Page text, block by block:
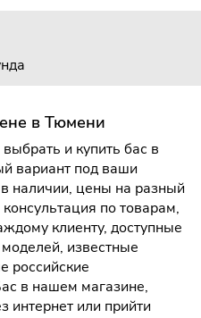
в Тюмени
и купить бас в
вариант под ваши
наличии, цены на разный
по товарам,
клиенту, доступные
известные
российские
в нашем магазине,
интернет или прийти